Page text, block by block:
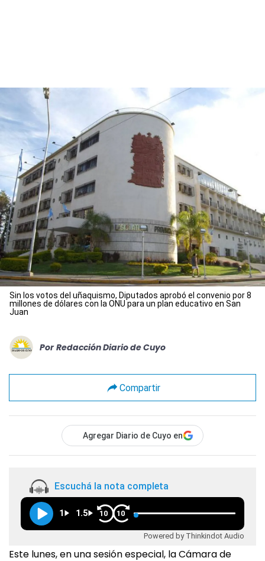
Sin los votos del uñaquismo, Diputados aprobó el convenio por 8
millones de dólares con la ONU para un plan educativo en San
Juan
Por Redacción Diario de Cuyo
Compartir
Agregar Diario de Cuyo en
Escuchá la nota completa
1 1.5 10 10
Powered by Thinkindot Audio
Este lunes, en una sesión especial, la Cámara de